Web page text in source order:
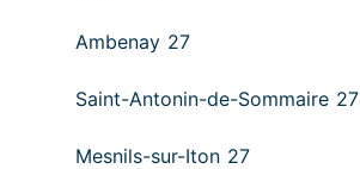
Ambenay 27
Saint-Antonin-de-Sommaire 27
Mesnils-sur-Iton 27